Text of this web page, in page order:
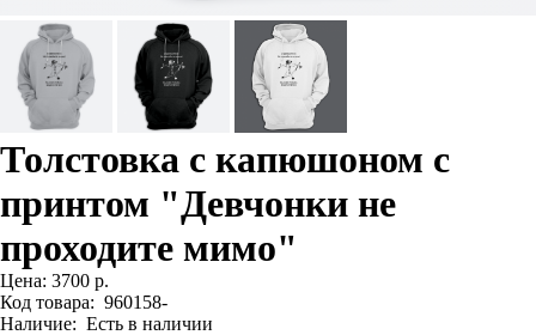
Толстовка с капюшоном с
принтом "Девчонки не
проходите мимо"
Цена: 3700 р.
Код товара: 960158-
Наличие: Есть в наличии